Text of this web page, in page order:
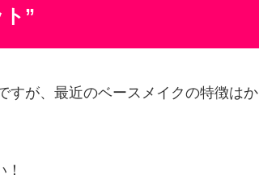
”
すが、最近のベースメイクの特徴はか